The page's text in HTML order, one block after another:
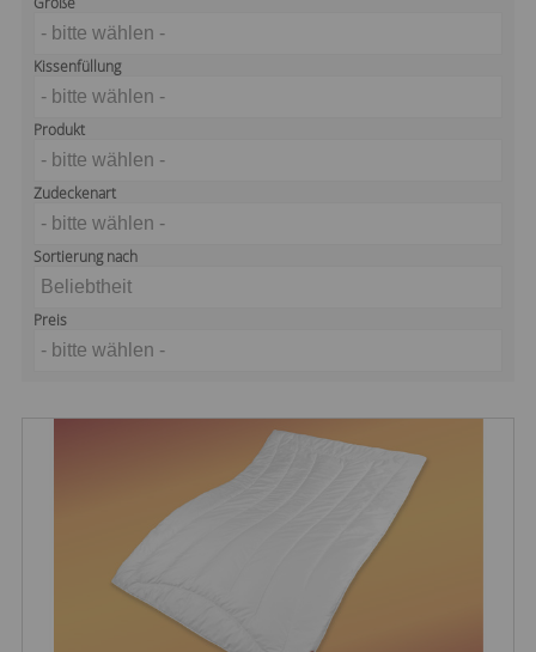
- bitte wählen -
Kissenfüllung
- bitte wählen -
Produkt
- bitte wählen -
Zudeckenart
- bitte wählen -
Sortierung nach
Beliebtheit
Preis
- bitte wählen -